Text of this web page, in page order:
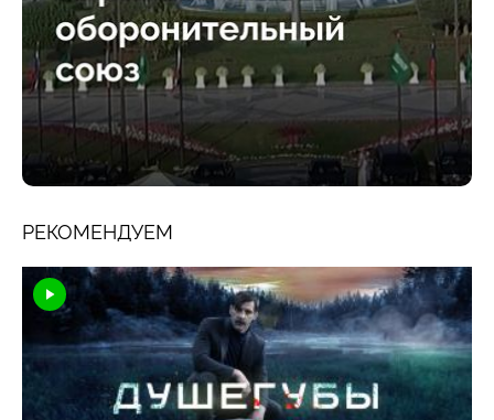
РЕКОМЕНДУЕМ